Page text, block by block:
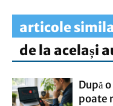
articole
de la același
După
poate